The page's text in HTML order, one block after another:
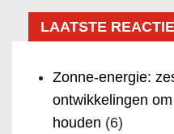
LAATSTE
Zonne-energie:
ontwikkelingen
houden (6)